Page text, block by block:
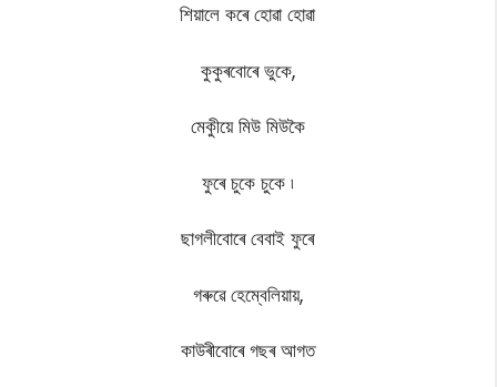
শিয়ালে কৰে হোৱা হোৱা
কুকুৰবোৰে ভুকে,
মেকুীয়ে মিউ মিউকৈ
ফুৰে চুকে চুকে ৷
ছাগলীবোৰে বেবাই ফুৰে
গৰুৱে হেম্বেলিয়ায়,
কাউৰীবোৰে গছৰ আগত